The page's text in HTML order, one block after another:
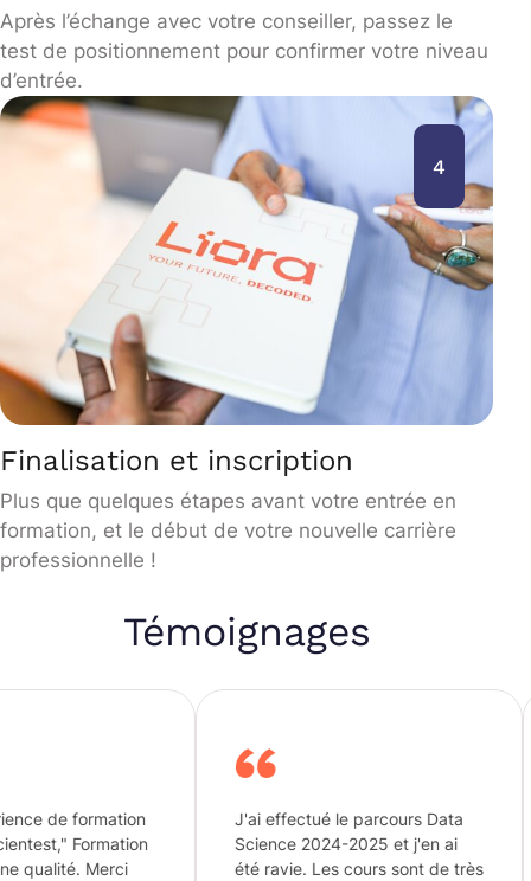
Après l’échange avec votre conseiller, passez le
test de positionnement pour confirmer votre niveau
d’entrée.
4
Finalisation et inscription
Plus que quelques étapes avant votre entrée en
formation, et le début de votre nouvelle carrière
professionnelle !
Témoignages
J'ai effectué le parcours Data
Science 2024-2025 et j'en ai
été ravie. Les cours sont de très
Une
2023
au data